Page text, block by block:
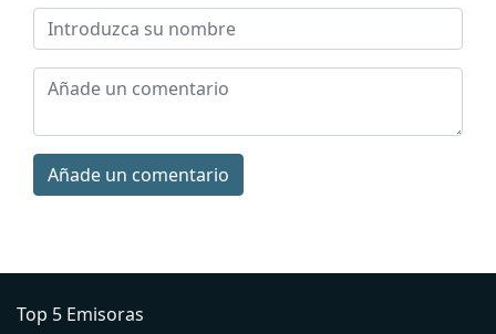
Añade un comentario
Top 5 Emisoras